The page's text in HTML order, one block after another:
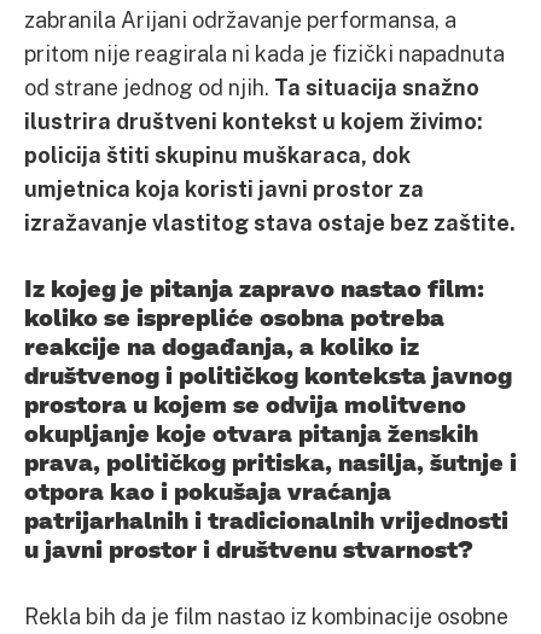
zabranila Arijani održavanje performansa, a
pritom nije reagirala ni kada je fizički napadnuta
od strane jednog od njih. Ta situacija snažno
ilustrira društveni kontekst u kojem živimo:
policija štiti skupinu muškaraca, dok
umjetnica koja koristi javni prostor za
izražavanje vlastitog stava ostaje bez zaštite.
Iz kojeg je pitanja zapravo nastao film:
koliko se isprepliće osobna potreba
reakcije na događanja, a koliko iz
društvenog i političkog konteksta javnog
prostora u kojem se odvija molitveno
okupljanje koje otvara pitanja ženskih
prava, političkog pritiska, nasilja, šutnje i
otpora kao i pokušaja vraćanja
patrijarhalnih i tradicionalnih vrijednosti
u javni prostor i društvenu stvarnost?
Rekla bih da je film nastao iz kombinacije osobne